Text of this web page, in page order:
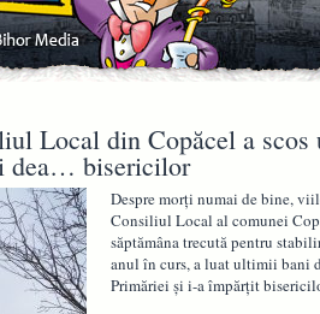
Local din Copăcel a
dea… bisericilor
Despre morţi numai de bine,
Consiliul Local al comunei
săptămâna trecută pentru
anul în curs, a luat ultimii bani
Primăriei şi i-a împărţit